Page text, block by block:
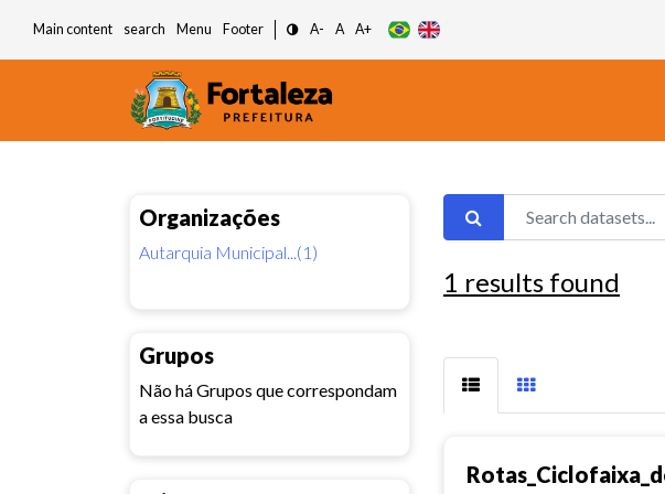
Main content search Menu Footer A- A A+
Organizações
Autarquia Municipal...(1)
Grupos
Não há Grupos que correspondam
a essa busca
1 results found